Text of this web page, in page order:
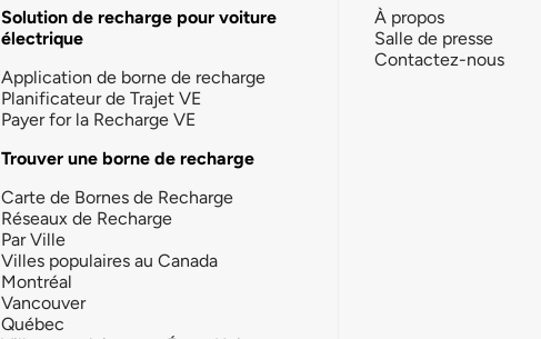
Solution de recharge pour voiture
électrique
Application de borne de recharge
Planificateur de Trajet VE
Payer for la Recharge VE
Trouver une borne de recharge
Carte de Bornes de Recharge
Réseaux de Recharge
Par Ville
Villes populaires au Canada
Montréal
Vancouver
Québec
À propos
Salle de presse
Contactez-nous